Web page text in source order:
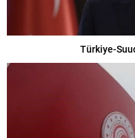
Türkiye-